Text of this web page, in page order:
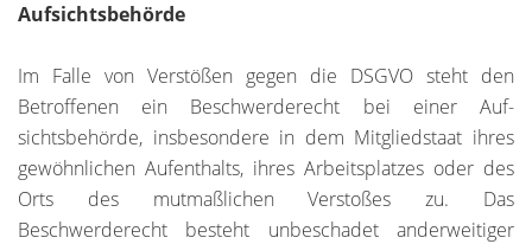
Aufsichtsbehörde
Im Falle von Verstößen gegen die DSGVO steht den
Betroffenen ein Beschwerderecht bei einer Auf-
sichtsbehörde, insbesondere in dem Mitgliedstaat ihres
gewöhnlichen Aufenthalts, ihres Arbeitsplatzes oder des
Orts des mutmaßlichen Verstoßes zu. Das
Beschwerderecht besteht unbeschadet anderweitiger